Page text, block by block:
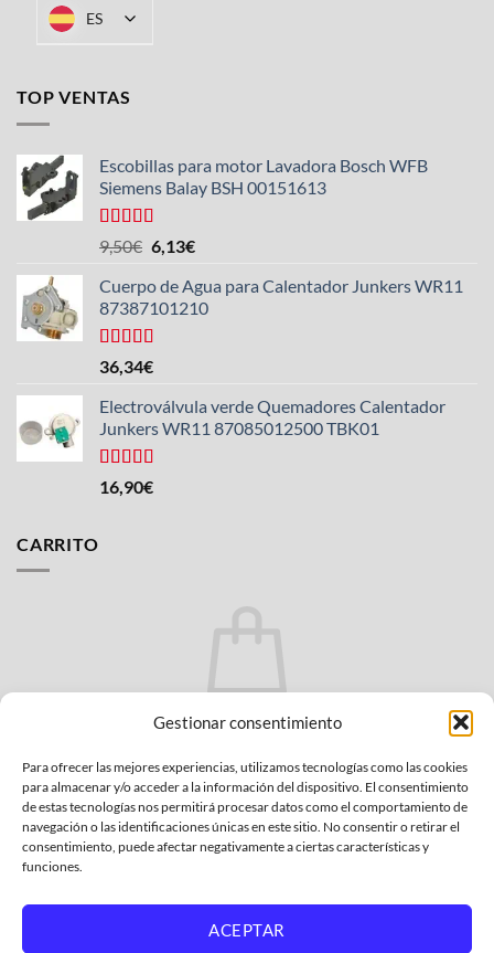
Gestionar consentimiento
Para ofrecer las mejores experiencias, utilizamos tecnologías como las cookies
para almacenar y/o acceder a la información del dispositivo. El consentimiento
de estas tecnologías nos permitirá procesar datos como el comportamiento de
navegación o las identificaciones únicas en este sitio. No consentir o retirar el
consentimiento, puede afectar negativamente a ciertas características y
funciones.
ACEPTAR
ES
TOP VENTAS
Escobillas para motor Lavadora Bosch WFB
Siemens Balay BSH 00151613
Valorado
con
de
5
9,50€ El
original
era:
9,50€.
6,13€El
actual
es:
Cuerpo de Agua para Calentador Junkers WR11
87387101210
Valorado
con
de 5
36,34€
Electroválvula verde Quemadores Calentador
Junkers WR11 87085012500 TBK01
Valorado
con
16,90€
CARRITO
No hay productos en el carrito.
POLÍTICA DE PRIVACIDAD
CONDICIONES GENERALES